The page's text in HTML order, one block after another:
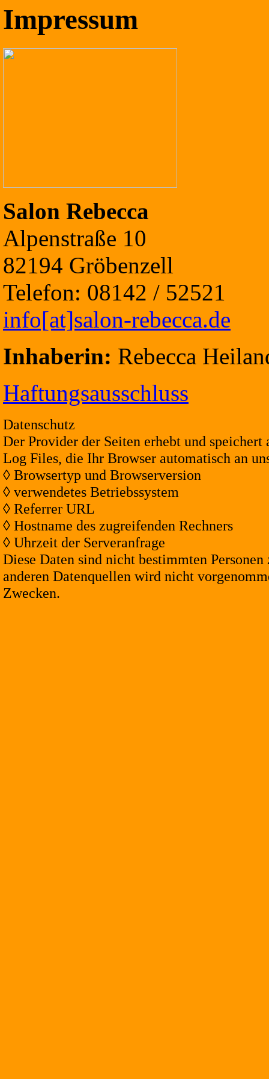
Impressum
Salon Rebecca
Alpenstraße 10
82194 Gröbenzell
Telefon: 08142 / 52521
info[at]salon-rebecca.de
Inhaberin: Rebecca
Haftungsausschluss
Datenschutz
Der Provider der Seiten erhebt und
Log Files, die Ihr Browser automatisch an
◊ Browsertyp und Browserversion
◊ verwendetes Betriebssystem
◊ Referrer URL
◊ Hostname des zugreifenden Rechners
◊ Uhrzeit der Serveranfrage
Diese Daten sind nicht bestimmten
anderen Datenquellen wird nicht
Zwecken.